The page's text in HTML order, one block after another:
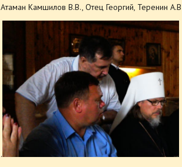
Атаман Камшилов В.В., Отец Георгий, Теренин А.В
.